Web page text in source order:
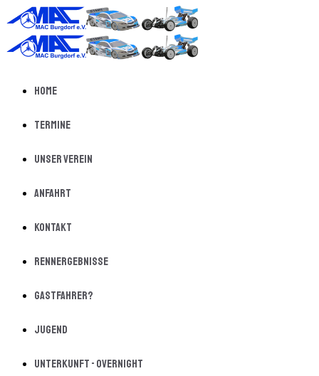
Home
Termine
Unser Verein
Anfahrt
Kontakt
Rennergebnisse
Gastfahrer?
Jugend
Unterkunft - Overnight